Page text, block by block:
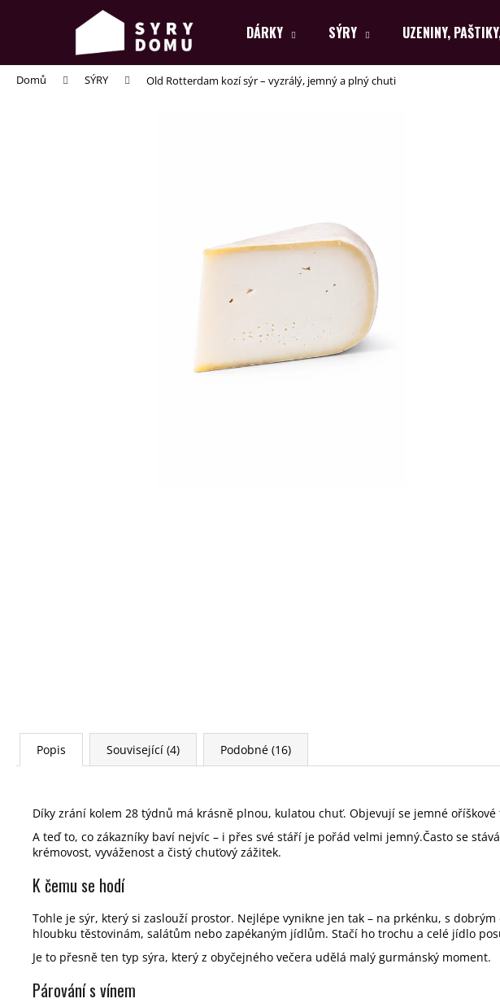
DÁRKY SÝRY UZENINY,
Domů SÝRY Old Rotterdam kozí sýr – vyzrálý, jemný a plný chuti
Popis Související (4) Podobné (16)
Díky zrání kolem 28 týdnů má krásně plnou, kulatou chuť. Objevují se jemné
A teď to, co zákazníky baví nejvíc – i přes své stáří je pořád velmi jemný.Často se
krémovost, vyváženost a čistý chuťový zážitek.
K čemu se hodí
Tohle je sýr, který si zaslouží prostor. Nejlépe vynikne jen tak – na prkénku, s
hloubku těstovinám, salátům nebo zapékaným jídlům. Stačí ho trochu a celé jídlo
Je to přesně ten typ sýra, který z obyčejného večera udělá malý gurmánský moment.
Párování s vínem
í
do
obchodu
do
obchodu